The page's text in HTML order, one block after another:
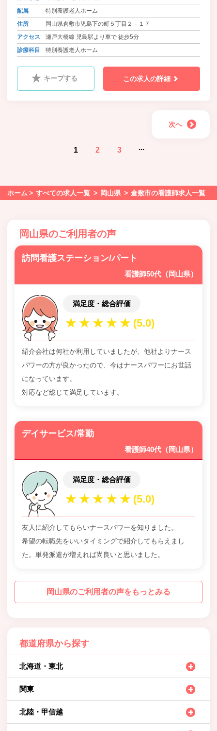
配属
特別養護老人ホーム
住所
岡山県倉敷市児島下の町５丁目２－１７
アクセス
瀬戸大橋線 児島駅より車で 徒歩5分
診療科目
特別養護老人ホーム
キープする この求人の詳細
次へ
1 2 3 ...
ホーム すべての求人一覧 岡山県 倉敷市の看護師求人一覧
岡山県のご利用者の声
訪問看護ステーション/パート
看護師50代（岡山県）
満足度・総合評価
紹介会社は何社か利用していましたが、他社よりナース
パワーの方が良かったので、今はナースパワーにお世話
になっています。
対応など総じて満足しています。
デイサービス/常勤
看護師40代（岡山県）
満足度・総合評価
友人に紹介してもらいナースパワーを知りました。
希望の転職先をいいタイミングで紹介してもらえまし
た。単発派遣が増えれば尚良いと思いました。
岡山県のご利用者の声をもっとみる
都道府県から探す
北海道・東北
関東
北陸・甲信越